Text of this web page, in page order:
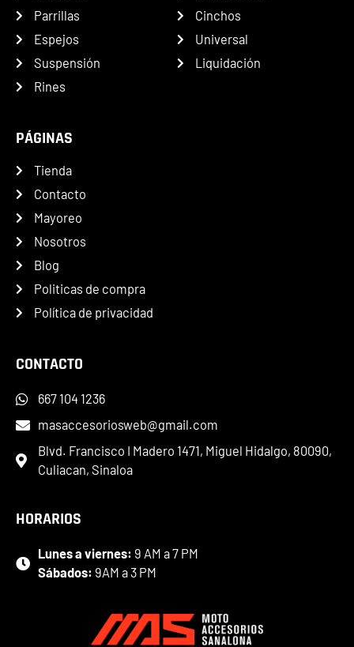
Parrillas
Espejos
Suspensión
Rines
Cinchos
Universal
Liquidación
PÁGINAS
Tienda
Contacto
Mayoreo
Nosotros
Blog
Politicas de compra
Política de privacidad
CONTACTO
667 104 1236
masaccesoriosweb@gmail.com
Blvd. Francisco I Madero 1471, Miguel Hidalgo, 80090,
Culiacan, Sinaloa
HORARIOS
Lunes a viernes: 9 AM a 7 PM
Sábados: 9AM a 3 PM